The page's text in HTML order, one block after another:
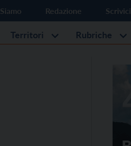
Redazione Scrivici
Territori Rubriche